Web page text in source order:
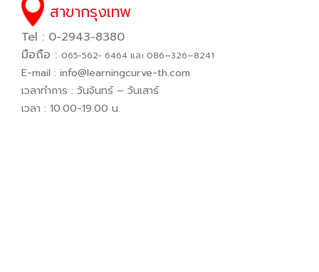
สาขากรุงเทพ
Tel : 0-2943-8380
มือถือ : 065−562− 6464 และ 086–326–8241
E-mail : info@learningcurve-th.com
เวลาทำการ : วันจันทร์ – วันเสาร์
เวลา : 10.00-19.00 น.